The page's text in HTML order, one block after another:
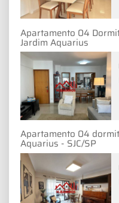
Apartamento 04
Jardim Aquarius
Apartamento 04
Aquarius - SJC/SP